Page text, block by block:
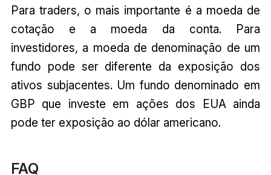
Para traders, o mais importante é a moeda de
cotação e a moeda da conta. Para
investidores, a moeda de denominação de um
fundo pode ser diferente da exposição dos
ativos subjacentes. Um fundo denominado em
GBP que investe em ações dos EUA ainda
pode ter exposição ao dólar americano.
FAQ